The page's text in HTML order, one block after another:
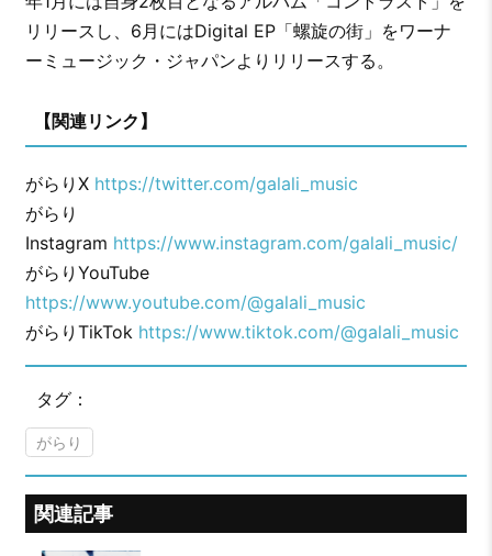
リリースし、6月にはDigital EP「螺旋の街」をワーナ
ーミュージック・ジャパンよりリリースする。
【関連リンク 】
がらりX https://twitter.com/galali_music
がらり
Instagram https://www.instagram.com/galali_music/
がらりYouTube
https://www.youtube.com/@galali_music
がらりTikTok https://www.tiktok.com/@galali_music
タグ：
がらり
関連記事